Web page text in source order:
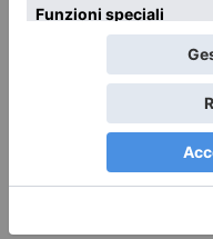
Pasta risottata alla
Dal Politecnico di Torino
7 Agosto 2026
Via Roma ritrova la sua